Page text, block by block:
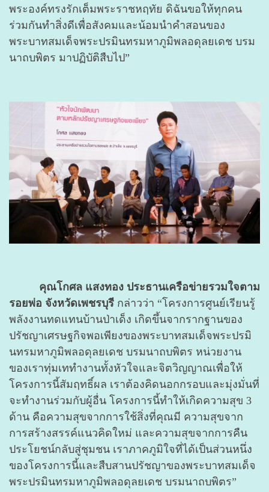
พระองค์ทรงรักเต็มพระราชหฤทัย ดิฉันขอให้ทุกคน
ร่วมกันทำสิ่งดีเพื่อสังคมและน้อมนำคำสอนของ
พระบาทสมเด็จพระปรมินทรมหาภูมิพลอดุลยเดช บรม
นาถบพิตร มาปฏิบัติสืบไป”
คุณโกศล แสงทอง ประธานเครือข่ายรวมใจตาม
รอยพ่อ จังหวัดเพชรบุรี กล่าวว่า “โครงการศูนย์เรียนรู้
พลังงานทดแทนบ้านป่าเด็ง เกิดขึ้นจากรากฐานของ
ปรัชญาเศรษฐกิจพอเพียงของพระบาทสมเด็จพระปรมิ
นทรมหาภูมิพลอดุลยเดช บรมนาถบพิตร หน่วยงาน
ของเราทุ่มเททำงานทั้งหัวใจและจิตวิญญาณเพื่อให้
โครงการนี้สัมฤทธิ์ผล เราต้องคิดนอกกรอบและมุ่งมั่นที่
จะทำงานร่วมกับผู้อื่น โครงการนี้ทำให้เกิดความสุข 3
ด้าน คือความสุขจากการใช้สิ่งที่คุณมี ความสุขจาก
การสร้างสรรค์แนวคิดใหม่ และความสุขจากการคืน
ประโยชน์กลับสู่ชุมชน เราภาคภูมิใจที่ได้เป็นส่วนหนึ่ง
ของโครงการนี้และสืบสานปรัชญาของพระบาทสมเด็จ
พระปรมินทรมหาภูมิพลอดุลยเดช บรมนาถบพิตร”